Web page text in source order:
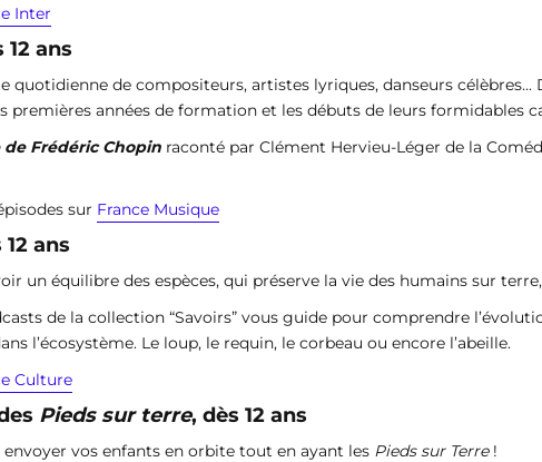
Inter
12 ans
quotidienne de compositeurs, artistes lyriques, danseurs
premières années de formation et les débuts de leurs formidables
Frédéric Chopin raconté par Clément Hervieu-Léger de la
sur France Musique
12 ans
un équilibre des espèces, qui préserve la vie des humains sur
de la collection “Savoirs” vous guide pour comprendre
l’écosystème. Le loup, le requin, le corbeau ou encore l’abeille.
Culture
Pieds sur terre, dès 12 ans
envoyer vos enfants en orbite tout en ayant les Pieds sur Terre!